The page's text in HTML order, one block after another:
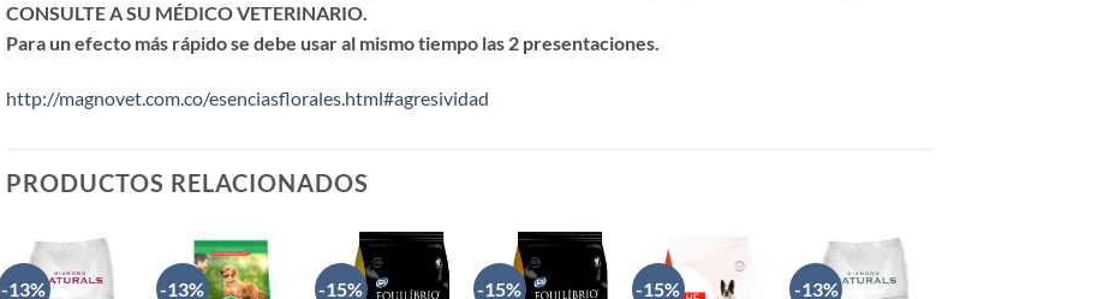
CONSULTE A SU MÉDICO VETERINARIO.
Para un efecto más rápido se debe usar al mismo tiempo las 2 presentaciones.
http://magnovet.com.co/esenciasflorales.html#agresividad
PRODUCTOS RELACIONADOS
-13% -13% -15% -15% -15% -13%